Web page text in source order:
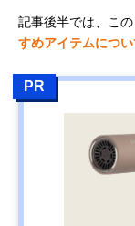
記事後半では、この
すめアイテムにつ
PR